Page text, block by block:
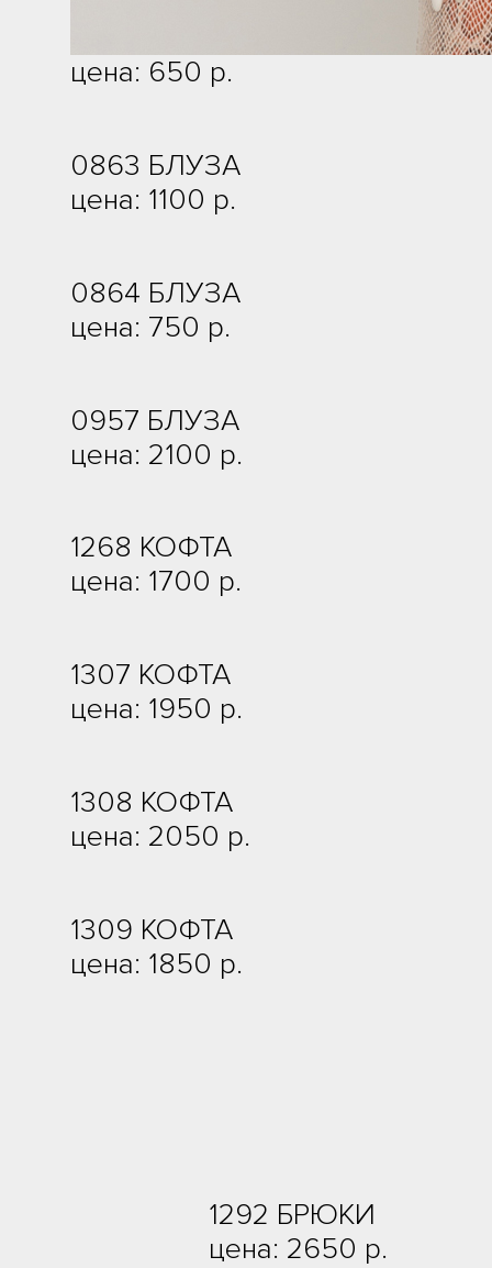
цена: 650 р.
0863 БЛУЗА
цена: 1100 р.
0864 БЛУЗА
цена: 750 р.
0957 БЛУЗА
цена: 2100 р.
1268 КОФТА
цена: 1700 р.
1307 КОФТА
цена: 1950 р.
1308 КОФТА
цена: 2050 р.
1309 КОФТА
цена: 1850 р.
1292 БРЮКИ
цена: 2650 р.